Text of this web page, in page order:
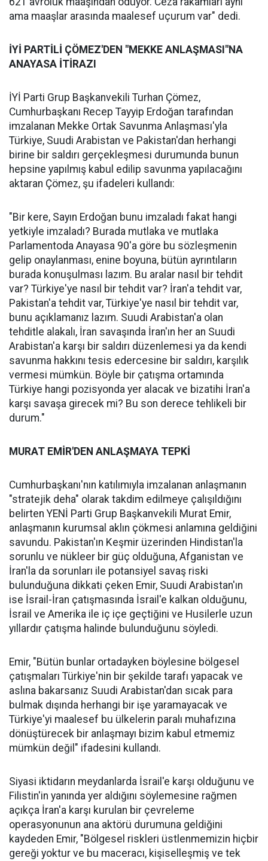
ama maaşlar arasında maalesef uçurum var" dedi.
İYİ PARTİLİ ÇÖMEZ'DEN "MEKKE ANLAŞMASI"NA
ANAYASA İTİRAZI
İYİ Parti Grup Başkanvekili Turhan Çömez,
Cumhurbaşkanı Recep Tayyip Erdoğan tarafından
imzalanan Mekke Ortak Savunma Anlaşması'yla
Türkiye, Suudi Arabistan ve Pakistan'dan herhangi
birine bir saldırı gerçekleşmesi durumunda bunun
hepsine yapılmış kabul edilip savunma yapılacağını
aktaran Çömez, şu ifadeleri kullandı:
"Bir kere, Sayın Erdoğan bunu imzaladı fakat hangi
yetkiyle imzaladı? Burada mutlaka ve mutlaka
Parlamentoda Anayasa 90'a göre bu sözleşmenin
gelip onaylanması, enine boyuna, bütün ayrıntıların
burada konuşulması lazım. Bu aralar nasıl bir tehdit
var? Türkiye'ye nasıl bir tehdit var? İran'a tehdit var,
Pakistan'a tehdit var, Türkiye'ye nasıl bir tehdit var,
bunu açıklamanız lazım. Suudi Arabistan'a olan
tehditle alakalı, İran savaşında İran'ın her an Suudi
Arabistan'a karşı bir saldırı düzenlemesi ya da kendi
savunma hakkını tesis edercesine bir saldırı, karşılık
vermesi mümkün. Böyle bir çatışma ortamında
Türkiye hangi pozisyonda yer alacak ve bizatihi İran'a
karşı savaşa girecek mi? Bu son derece tehlikeli bir
durum."
MURAT EMİR'DEN ANLAŞMAYA TEPKİ
Cumhurbaşkanı'nın katılımıyla imzalanan anlaşmanın
"stratejik deha" olarak takdim edilmeye çalışıldığını
belirten YENİ Parti Grup Başkanvekili Murat Emir,
anlaşmanın kurumsal aklın çökmesi anlamına geldiğini
savundu. Pakistan'ın Keşmir üzerinden Hindistan'la
sorunlu ve nükleer bir güç olduğuna, Afganistan ve
İran'la da sorunları ile potansiyel savaş riski
bulunduğuna dikkati çeken Emir, Suudi Arabistan'ın
ise İsrail-İran çatışmasında İsrail'e kalkan olduğunu,
İsrail ve Amerika ile iç içe geçtiğini ve Husilerle uzun
yıllardır çatışma halinde bulunduğunu söyledi.
Emir, "Bütün bunlar ortadayken böylesine bölgesel
çatışmaları Türkiye'nin bir şekilde tarafı yapacak ve
aslına bakarsanız Suudi Arabistan'dan sıcak para
bulmak dışında herhangi bir işe yaramayacak ve
Türkiye'yi maalesef bu ülkelerin paralı muhafızına
dönüştürecek bir anlaşmayı bizim kabul etmemiz
mümkün değil" ifadesini kullandı.
Siyasi iktidarın meydanlarda İsrail'e karşı olduğunu ve
Filistin'in yanında yer aldığını söylemesine rağmen
açıkça İran'a karşı kurulan bir çevreleme
operasyonunun ana aktörü durumuna geldiğini
kaydeden Emir, "Bölgesel riskleri üstlenmemizin hiçbir
gereği yoktur ve bu maceracı, kişiselleşmiş ve tek